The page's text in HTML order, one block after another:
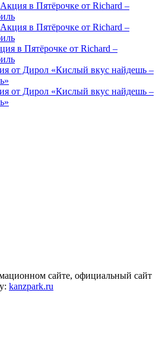
Акция в Пятёрочке от Richard –
Акция в Пятёрочке от Richard –
в Пятёрочке от Richard –
от Дирол «Кислый вкус найдешь –
от Дирол «Кислый вкус найдешь –
сайте, официальный сайт
kanzpark.ru